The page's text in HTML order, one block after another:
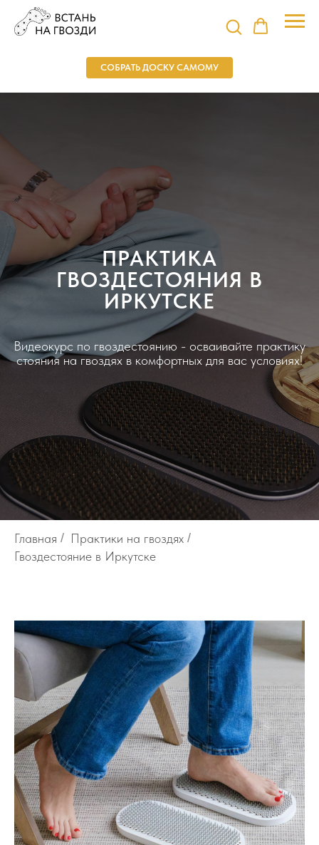
СОБРАТЬ ДОСКУ САМОМУ
ПРАКТИКА
ГВОЗДЕСТОЯНИЯ В
ИРКУТСКЕ
Видеокурс по гвоздестоянию - осваивайте практику
стояния на гвоздях в комфортных для вас условиях!
Главная / Практики на гвоздях /
Гвоздестояние в Иркутске